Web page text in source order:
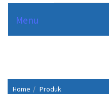
Menu
Home Produk